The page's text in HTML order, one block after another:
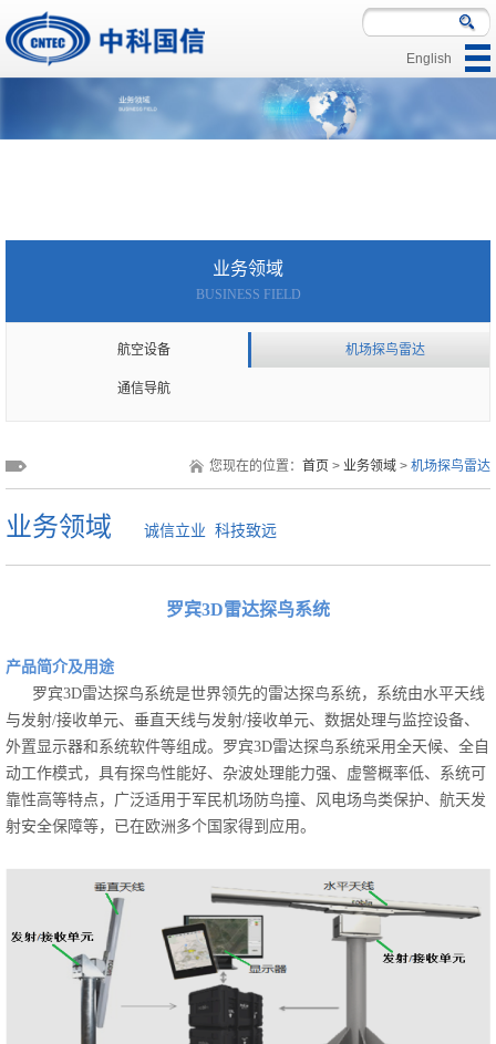
English
|||
业务领域
BUSINESS FIELD
航空设备 机场探鸟雷达
通信导航
您现在的位置： 首页 > 业务领域 > 机场探鸟雷达
业务领域 诚信立业 科技致远
罗宾3D雷达探鸟系统
产品简介及用途
罗宾3D雷达探鸟系统是世界领先的雷达探鸟系统，系统由水平天线
与发射/接收单元、垂直天线与发射/接收单元、数据处理与监控设备、
外置显示器和系统软件等组成。罗宾3D雷达探鸟系统采用全天候、全自
动工作模式，具有探鸟性能好、杂波处理能力强、虚警概率低、系统可
靠性高等特点，广泛适用于军民机场防鸟撞、风电场鸟类保护、航天发
射安全保障等，已在欧洲多个国家得到应用。